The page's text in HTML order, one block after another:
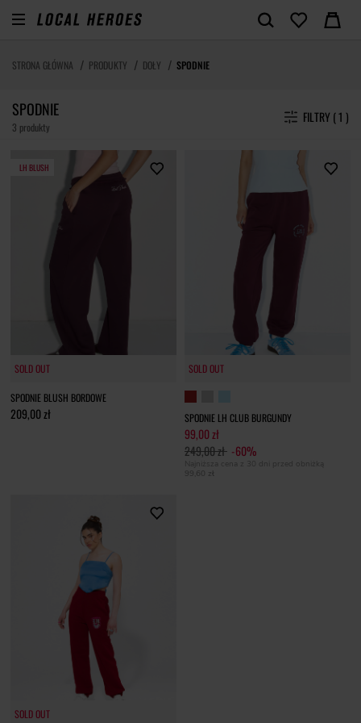
STRONA GŁÓWNA PRODUKTY DOŁY SPODNIE
SPODNIE
3 produkty
FILTRY ( 1 )
LH BLUSH
SOLD OUT
SOLD OUT
SPODNIE BLUSH BORDOWE
209,00 zł
SOLD OUT
SPODNIE LH CLUB BURGUNDY
99,00 zł
249,00 zł -60%
Najniższa cena z 30 dni przed obniżką
99,60 zł
SOLD OUT
SOLD OUT